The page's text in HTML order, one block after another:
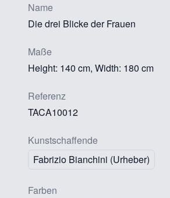
Name
Die drei Blicke der Frauen
Maße
Height: 140 cm, Width: 180 cm
Referenz
TACA10012
Kunstschaffende
Fabrizio Bianchini (Urheber)
Farben